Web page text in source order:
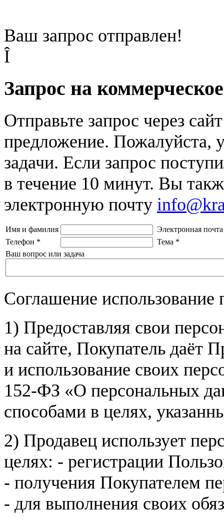
Ваш запрос отправлен!
Î
Запрос на
Отправьте запрос через
предложение. Пожалуйста,
задачи. Если запрос
в течение 10 минут. Вы
электронную почту
Имя и фамилия
Электронная почта
Телефон * Тема *
Ваш вопрос или задача
Соглашение
1) Предоставляя свои
на сайте, Покупатель даёт
и использование своих
152-ФЗ «О персональных
способами в целях,
2) Продавец использует
целях: - регистрации
- получения Покупателем
- для выполнения своих